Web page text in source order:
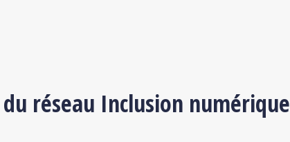
réseau Inclusion numérique